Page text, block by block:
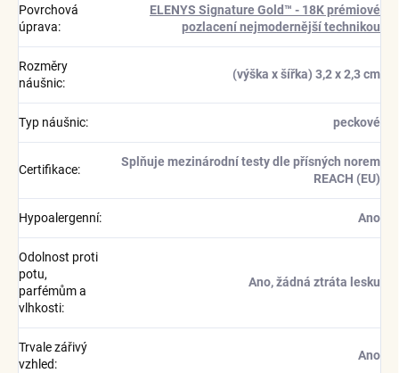
Povrchová
úprava:
ELENYS Signature Gold™ - 18K prémiové
pozlacení nejmodernější technikou
Rozměry
náušnic:
(výška x šířka) 3,2 x 2,3 cm
Typ náušnic: peckové
Certifikace:
Splňuje mezinárodní testy dle přísných norem
REACH (EU)
Hypoalergenní: Ano
Odolnost proti
potu,
parfémům a
vlhkosti:
Ano, žádná ztráta lesku
Trvale zářivý
vzhled:
Ano